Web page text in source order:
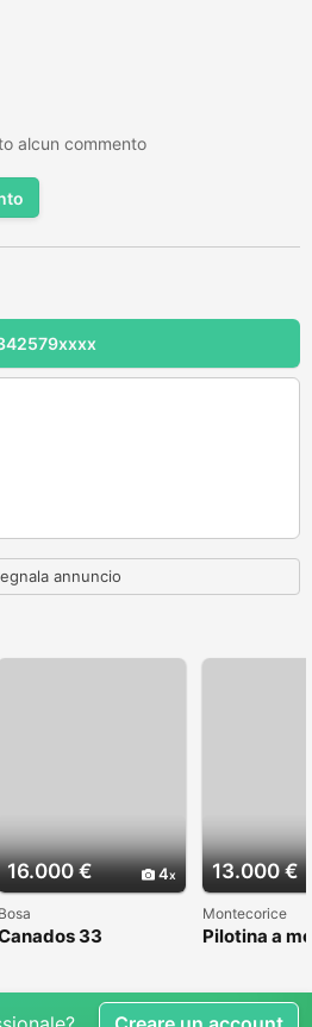
alcun commento
annuncio
16.000 € 4
Bosa
33
13.000 €
Montecorice
Pilotina a